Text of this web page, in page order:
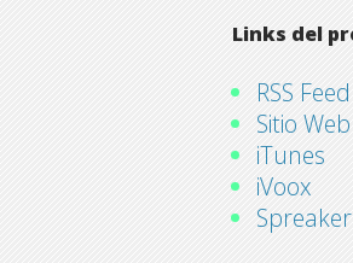
Links del
RSS Feed
Sitio Web
iTunes
iVoox
Spreaker